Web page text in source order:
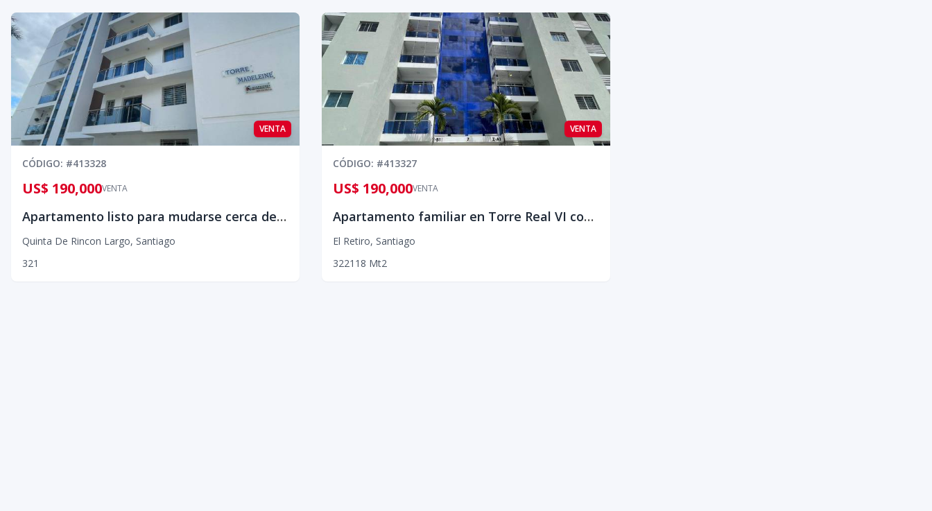
VENTA
CÓDIGO: #413328
VENTA
US$ 190,000
Apartamento listo para mudarse cerca de PUCMM
Quinta De Rincon Largo, Santiago
321
VENTA
CÓDIGO: #413327
VENTA
US$ 190,000
Apartamento familiar en Torre Real VI con piscina y gimnasio
El Retiro, Santiago
322118 Mt2